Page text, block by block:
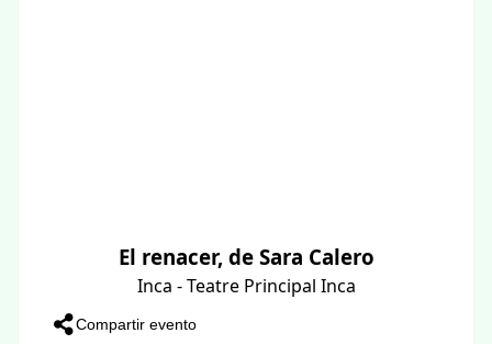
El renacer, de Sara Calero
Inca - Teatre Principal Inca
Compartir evento